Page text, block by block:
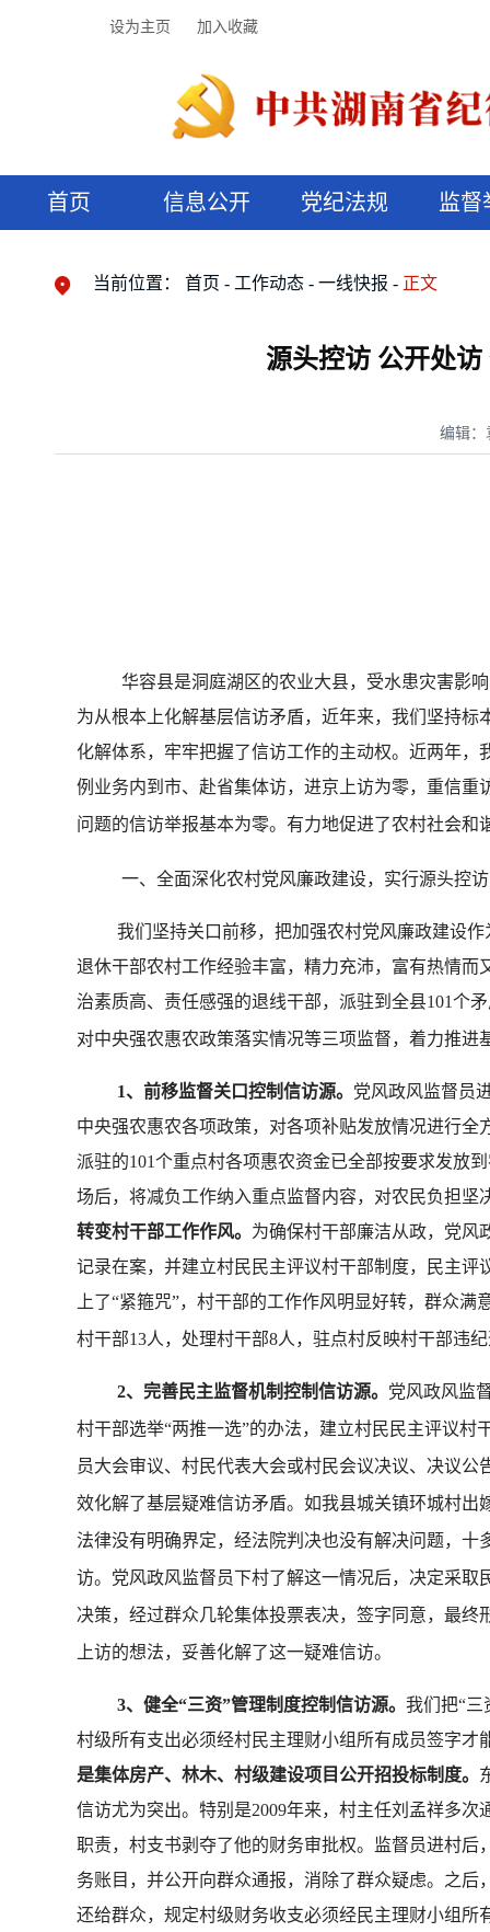
设为主页 加入收藏
首页 信息公开 党纪法规 监督
当前位置： 首页 工作动态 一线快报 正文
源头控访 公开处
编辑：
华容县是洞庭湖区的农业大县，受水患灾害影
为从根本上化解基层信访矛盾，近年来，我们坚持
化解体系，牢牢把握了信访工作的主动权。近两年
例业务内到市、赴省集体访，进京上访为零，重信
问题的信访举报基本为零。有力地促进了农村社会和
一、全面深化农村党风廉政建设，实行源头控访
我们坚持关口前移，把加强农村党风廉政建设
退休干部农村工作经验丰富，精力充沛，富有热情
治素质高、责任感强的退线干部，派驻到全县101个
对中央强农惠农政策落实情况等三项监督，着力推
1、前移监督关口控制信访源。 党风政风监督员
中央强农惠农各项政策，对各项补贴发放情况进行
派驻的101个重点村各项惠农资金已全部按要求发放
场后，将减负工作纳入重点监督内容，对农民负担坚
转变村干部工作作风。 为确保村干部廉洁从政，党风
记录在案，并建立村民民主评议村干部制度，民主
上了“紧箍咒”，村干部的工作作风明显好转，群众
村干部13人，处理村干部8人，驻点村反映村干部违
2、完善民主监督机制控制信访源。 党风政风监
村干部选举“两推一选”的办法，建立村民民主评议村
员大会审议、村民代表大会或村民会议决议、决议公
效化解了基层疑难信访矛盾。如我县城关镇环城村
法律没有明确界定，经法院判决也没有解决问题，十
访。党风政风监督员下村了解这一情况后，决定采
决策，经过群众几轮集体投票表决，签字同意，最
上访的想法，妥善化解了这一疑难信访。
3、健全“三资”管理制度控制信访源。我们把“三
村级所有支出必须经村民主理财小组所有成员签字才
是集体房产、林木、村级建设项目公开招投标制度。
信访尤为突出。特别是2009年来，村主任刘孟祥多次
职责，村支书剥夺了他的财务审批权。监督员进村
务账目，并公开向群众通报，消除了群众疑虑。之
还给群众，规定村级财务收支必须经民主理财小组